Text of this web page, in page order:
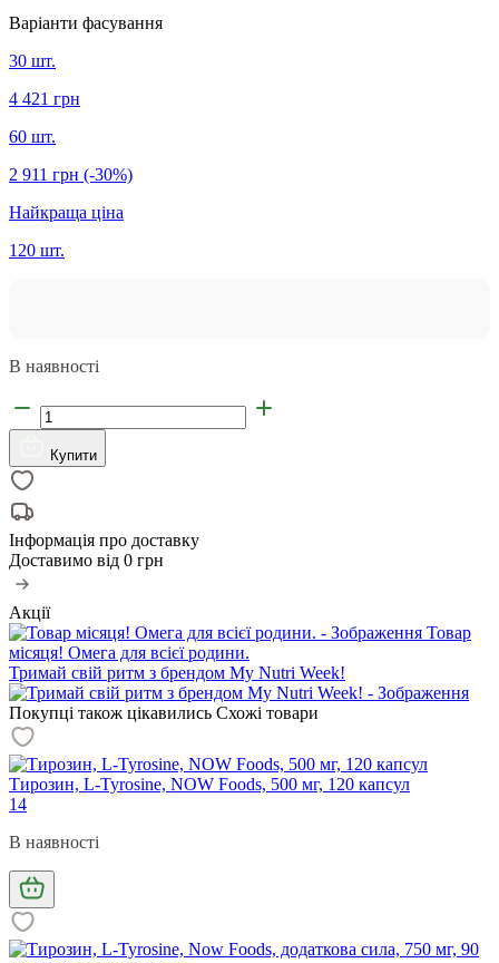
Варіанти фасування
30 шт.
4 421 грн
60 шт.
2 911 грн (-30%)
Найкраща ціна
120 шт.
В наявності
Купити
Інформація про доставку
Доставимо від 0 грн
Акції
Товар
місяця! Омега для всієї родини.
Тримай свій ритм з брендом My Nutri Week!
Покупці також цікавились Схожі товари
Тирозин, L-Tyrosine, NOW Foods, 500 мг, 120 капсул
14
В наявності